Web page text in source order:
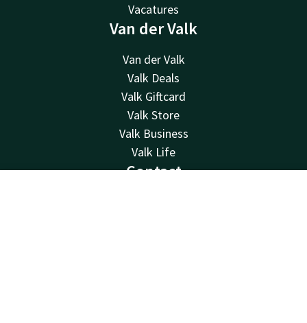
Vacatures
Van der Valk
Van der Valk
Valk Deals
Valk Giftcard
Valk Store
Valk Business
Valk Life
Contact